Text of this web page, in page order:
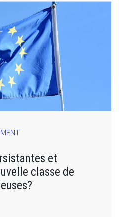
et
classe de